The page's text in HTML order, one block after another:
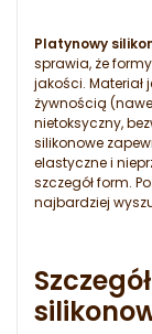
Platynowy
sprawia, że
jakości. Materiał
żywnością
nietoksyczny,
silikonowe
elastyczne i
szczegół form.
najbardziej